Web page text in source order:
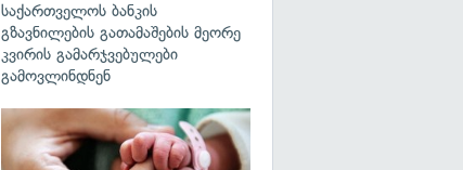
საქართველოს ბანკის
გზავნილების გათამაშების მეორე
კვირის გამარჯვებულები
გამოვლინდნენ